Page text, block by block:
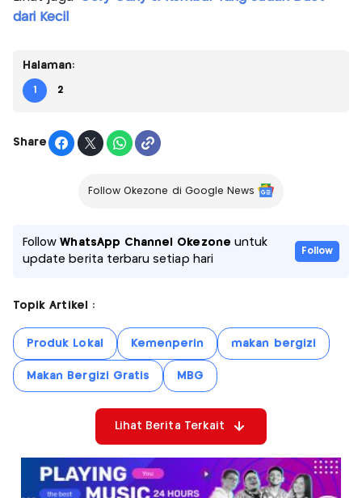
dari Kecil
Halaman:
1 2
Share
Follow Okezone di Google News
FollowWhatsApp Channel Okezone untuk
update berita terbaru setiap hari
Follow
Topik Artikel :
Produk Lokal Kemenperin makan bergizi
Makan Bergizi Gratis MBG
Lihat Berita Terkait